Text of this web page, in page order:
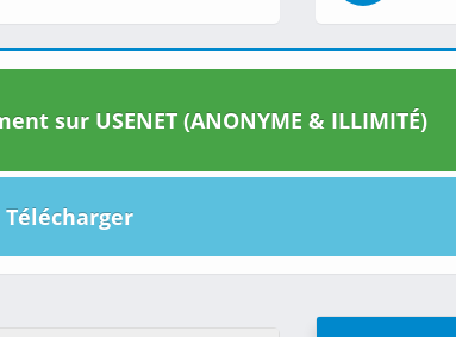
sur USENET (ANONYME & ILLIMITÉ)
Télécharger